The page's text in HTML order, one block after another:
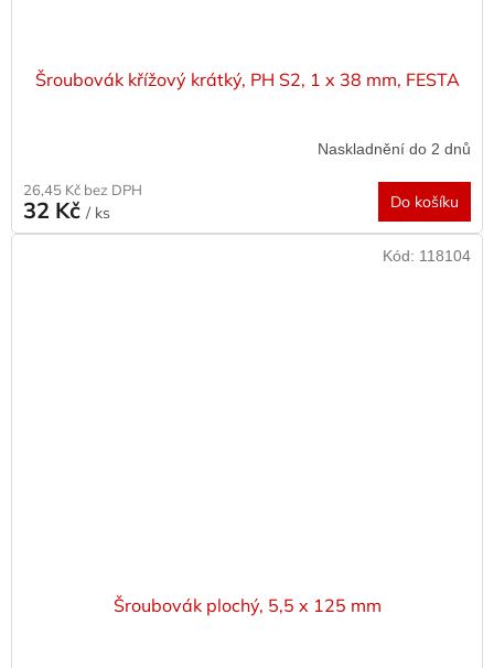
Šroubovák křížový krátký, PH S2, 1 x 38 mm, FESTA
Naskladnění do 2 dnů
26,45 Kč bez DPH
32 Kč / ks
Do košíku
Šroubovák plochý, 5,5 x 125 mm
Kód: 118104